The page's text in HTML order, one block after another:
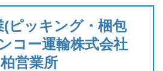
(ピッキング・梱包
ー運輸株式会社
柏営業所